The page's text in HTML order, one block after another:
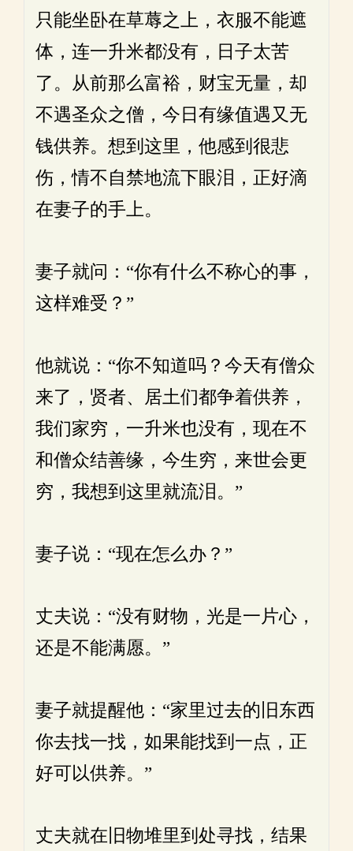
只能坐卧在草蓐之上，衣服不能遮
体，连一升米都没有，日子太苦
了。从前那么富裕，财宝无量，却
不遇圣众之僧，今日有缘值遇又无
钱供养。想到这里，他感到很悲
伤，情不自禁地流下眼泪，正好滴
在妻子的手上。
妻子就问：“你有什么不称心的事，
这样难受？”
他就说：“你不知道吗？今天有僧众
来了，贤者、居土们都争着供养，
我们家穷，一升米也没有，现在不
和僧众结善缘，今生穷，来世会更
穷，我想到这里就流泪。”
妻子说：“现在怎么办？”
丈夫说：“没有财物，光是一片心，
还是不能满愿。”
妻子就提醒他：“家里过去的旧东西
你去找一找，如果能找到一点，正
好可以供养。”
丈夫就在旧物堆里到处寻找，结果